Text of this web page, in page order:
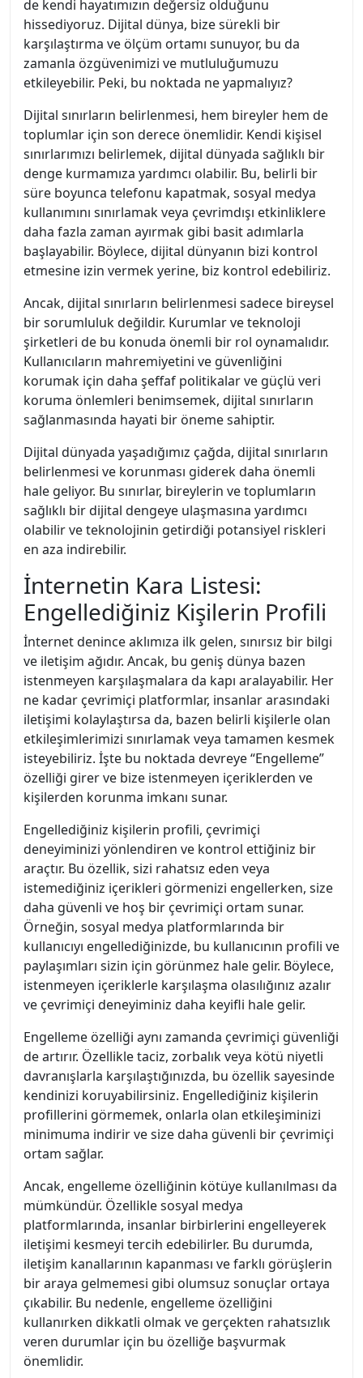
de kendi hayatımızın değersiz olduğunu
hissediyoruz. Dijital dünya, bize sürekli bir
karşılaştırma ve ölçüm ortamı sunuyor, bu da
zamanla özgüvenimizi ve mutluluğumuzu
etkileyebilir. Peki, bu noktada ne yapmalıyız?
Dijital sınırların belirlenmesi, hem bireyler hem de
toplumlar için son derece önemlidir. Kendi kişisel
sınırlarımızı belirlemek, dijital dünyada sağlıklı bir
denge kurmamıza yardımcı olabilir. Bu, belirli bir
süre boyunca telefonu kapatmak, sosyal medya
kullanımını sınırlamak veya çevrimdışı etkinliklere
daha fazla zaman ayırmak gibi basit adımlarla
başlayabilir. Böylece, dijital dünyanın bizi kontrol
etmesine izin vermek yerine, biz kontrol edebiliriz.
Ancak, dijital sınırların belirlenmesi sadece bireysel
bir sorumluluk değildir. Kurumlar ve teknoloji
şirketleri de bu konuda önemli bir rol oynamalıdır.
Kullanıcıların mahremiyetini ve güvenliğini
korumak için daha şeffaf politikalar ve güçlü veri
koruma önlemleri benimsemek, dijital sınırların
sağlanmasında hayati bir öneme sahiptir.
Dijital dünyada yaşadığımız çağda, dijital sınırların
belirlenmesi ve korunması giderek daha önemli
hale geliyor. Bu sınırlar, bireylerin ve toplumların
sağlıklı bir dijital dengeye ulaşmasına yardımcı
olabilir ve teknolojinin getirdiği potansiyel riskleri
en aza indirebilir.
İnternetin Kara Listesi:
Engellediğiniz Kişilerin Profili
İnternet denince aklımıza ilk gelen, sınırsız bir bilgi
ve iletişim ağıdır. Ancak, bu geniş dünya bazen
istenmeyen karşılaşmalara da kapı aralayabilir. Her
ne kadar çevrimiçi platformlar, insanlar arasındaki
iletişimi kolaylaştırsa da, bazen belirli kişilerle olan
etkileşimlerimizi sınırlamak veya tamamen kesmek
isteyebiliriz. İşte bu noktada devreye “Engelleme”
özelliği girer ve bize istenmeyen içeriklerden ve
kişilerden korunma imkanı sunar.
Engellediğiniz kişilerin profili, çevrimiçi
deneyiminizi yönlendiren ve kontrol ettiğiniz bir
araçtır. Bu özellik, sizi rahatsız eden veya
istemediğiniz içerikleri görmenizi engellerken, size
daha güvenli ve hoş bir çevrimiçi ortam sunar.
Örneğin, sosyal medya platformlarında bir
kullanıcıyı engellediğinizde, bu kullanıcının profili ve
paylaşımları sizin için görünmez hale gelir. Böylece,
istenmeyen içeriklerle karşılaşma olasılığınız azalır
ve çevrimiçi deneyiminiz daha keyifli hale gelir.
Engelleme özelliği aynı zamanda çevrimiçi güvenliği
de artırır. Özellikle taciz, zorbalık veya kötü niyetli
davranışlarla karşılaştığınızda, bu özellik sayesinde
kendinizi koruyabilirsiniz. Engellediğiniz kişilerin
profillerini görmemek, onlarla olan etkileşiminizi
minimuma indirir ve size daha güvenli bir çevrimiçi
ortam sağlar.
Ancak, engelleme özelliğinin kötüye kullanılması da
mümkündür. Özellikle sosyal medya
platformlarında, insanlar birbirlerini engelleyerek
iletişimi kesmeyi tercih edebilirler. Bu durumda,
iletişim kanallarının kapanması ve farklı görüşlerin
bir araya gelmemesi gibi olumsuz sonuçlar ortaya
çıkabilir. Bu nedenle, engelleme özelliğini
kullanırken dikkatli olmak ve gerçekten rahatsızlık
veren durumlar için bu özelliğe başvurmak
önemlidir.